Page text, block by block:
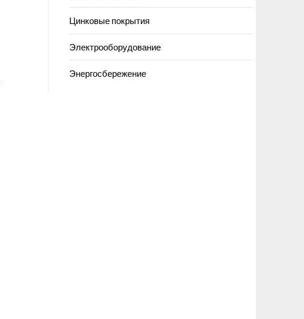
Цинковые покрытия
Электрооборудование
Энергосбережение